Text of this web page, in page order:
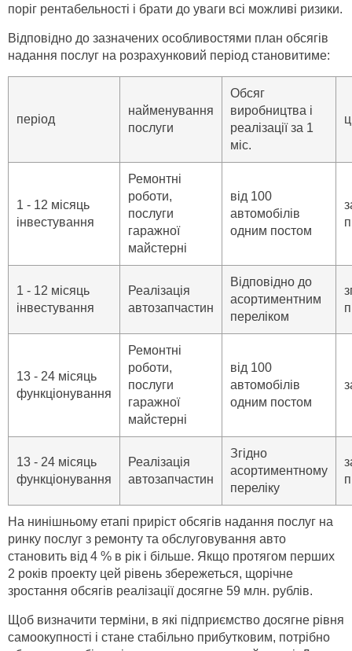
поріг рентабельності і брати до уваги всі можливі ризики.
Відповідно до зазначених особливостями план обсягів
надання послуг на розрахунковий період становитиме:
період
найменування
послуги
Обсяг
виробництва і
реалізації за 1
міс.
1 - 12 місяць
інвестування
Ремонтні
роботи,
послуги
гаражної
майстерні
від 100
автомобілів
одним постом
1 - 12 місяць
інвестування
Реалізація
автозапчастин
Відповідно до
асортиментним
переліком
13 - 24 місяць
функціонування
Ремонтні
роботи,
послуги
гаражної
майстерні
від 100
автомобілів
одним постом
13 - 24 місяць
функціонування
Реалізація
автозапчастин
Згідно
асортиментному
переліку
На нинішньому етапі приріст обсягів надання послуг на
ринку послуг з ремонту та обслуговування авто
становить від 4 % в рік і більше. Якщо протягом перших
2 років проекту цей рівень збережеться, щорічне
зростання обсягів реалізації досягне 59 млн. рублів.
Щоб визначити терміни, в які підприємство досягне рівня
самоокупності і стане стабільно прибутковим, потрібно